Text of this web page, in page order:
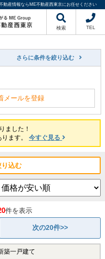
動産情報ならME不動産西東京にお任せください
検索 TEL
さらに条件を絞り込む
メールを登録
ました！
ります。 今すぐ見る
込む
件を表示
次の20件>>
築一戸建て